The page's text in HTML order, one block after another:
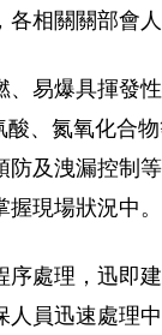
相關關部會
易爆具揮發
、氮氧化合
及洩漏控制
現場狀況中。
處理，迅即
員迅速處理